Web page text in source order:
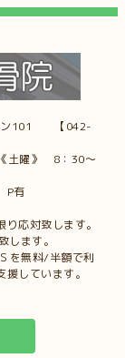
ン101 【042-
土曜》 8：30～
P有
応対致します。
ます。
を無料/半額で利
しています。